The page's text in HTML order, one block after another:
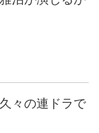
々の連ドラで